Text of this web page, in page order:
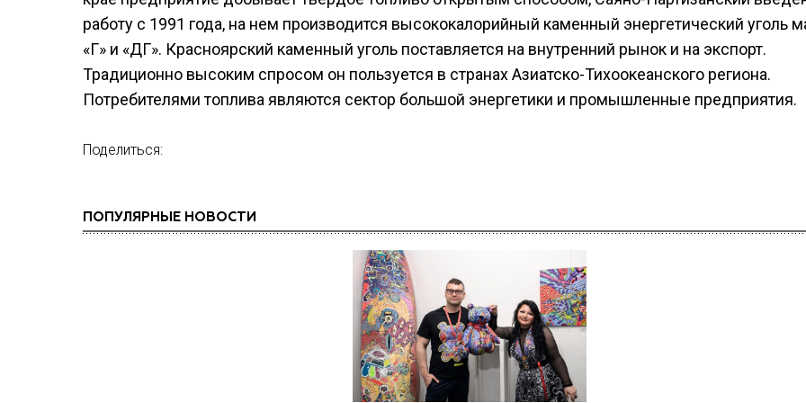
работу с 1991 года, на нем производится высококалорийный каменный энергетический уголь
«Г» и «ДГ». Красноярский каменный уголь поставляется на внутренний рынок и на экспорт.
Традиционно высоким спросом он пользуется в странах Азиатско-Тихоокеанского региона.
Потребителями топлива являются сектор большой энергетики и промышленные предприятия.
Поделиться:
ПОПУЛЯРНЫЕ НОВОСТИ